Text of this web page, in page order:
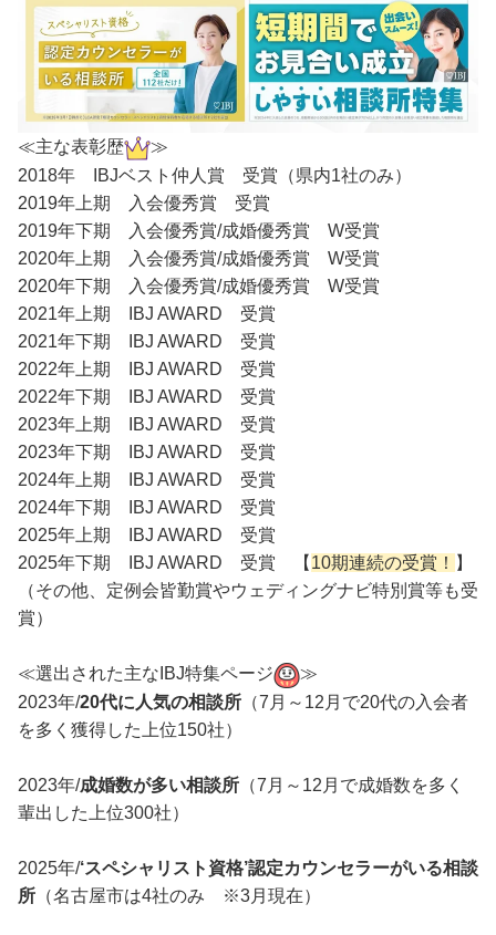
≪主な表彰歴
≫
2018年 IBJベスト仲人賞 受賞（県内1社のみ）
2019年上期 入会優秀賞 受賞
2019年下期 入会優秀賞/成婚優秀賞 W受賞
2020年上期 入会優秀賞/成婚優秀賞 W受賞
2020年下期 入会優秀賞/成婚優秀賞 W受賞
2021年上期 IBJ AWARD 受賞
2021年下期 IBJ AWARD 受賞
2022年上期 IBJ AWARD 受賞
2022年下期 IBJ AWARD 受賞
2023年上期 IBJ AWARD 受賞
2023年下期 IBJ AWARD 受賞
2024年上期 IBJ AWARD 受賞
2024年下期 IBJ AWARD 受賞
2025年上期 IBJ AWARD 受賞
2025年下期 IBJ AWARD 受賞 【 10期連続の受賞！ 】
（その他、定例会皆勤賞やウェディングナビ特別賞等も受
賞）
≪選出された主なIBJ特集ページ
≫
2023年/20代に人気の相談所 （7月～12月で20代の入会者
を多く獲得した上位150社）
2023年/成婚数が多い相談所 （7月～12月で成婚数を多く
輩出した上位300社）
2025年/‘スペシャリスト資格’認定カウンセラーがいる相談
所 （名古屋市は4社のみ ※3月現在）